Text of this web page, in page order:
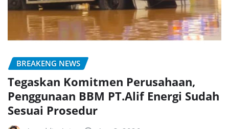
BREAKENG NEWS
Tegaskan Komitmen Perusahaan,
Penggunaan BBM PT.Alif Energi Sudah
Sesuai Prosedur